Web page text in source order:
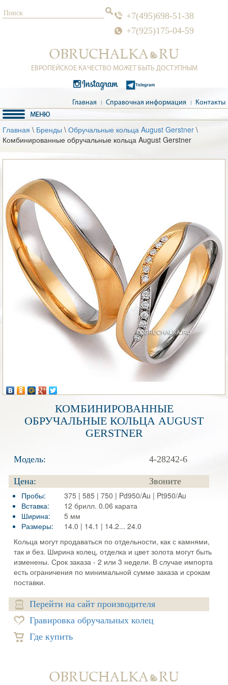
+7(495)698-51-38
+7(925)175-04-59
ЕВРОПЕЙСКОЕ КАЧЕСТВО МОЖЕТ БЫТЬ ДОСТУПНЫМ
Главная Справочная информация Контакты
Главная \ Бренды \ Обручальные кольца August Gerstner \
Комбинированные обручальные кольца August Gerstner
КОМБИНИРОВАННЫЕ
ОБРУЧАЛЬНЫЕ КОЛЬЦА AUGUST
GERSTNER
Модель: 4-28242-6
Цена:
Звоните
Пробы:
375 | 585 | 750 | Pd950/Au | Pt950/Au
Вставка:
12 брилл. 0.06 карата
Ширина:
5 мм
Размеры:
14.0 | 14.1 | 14.2... 24.0
Кольца могут продаваться по отдельности, как с камнями,
так и без. Ширина колец, отделка и цвет золота могут быть
изменены. Срок заказа - 2 или 3 недели. В случае импорта
есть ограничения по минимальной сумме заказа и срокам
поставки.
Перейти на сайт производителя
Гравировка обручальных колец
Где купить